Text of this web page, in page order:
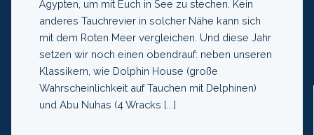
Ägypten, um mit Euch in See zu stechen. Kein
anderes Tauchrevier in solcher Nähe kann sich
mit dem Roten Meer vergleichen. Und diese Jahr
setzen wir noch einen obendrauf: neben unseren
Klassikern, wie Dolphin House (große
Wahrscheinlichkeit auf Tauchen mit Delphinen)
und Abu Nuhas (4 Wracks [...]